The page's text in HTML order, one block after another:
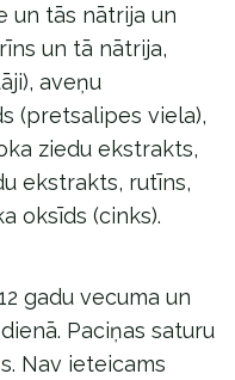
un tās nātrija un
un tā nātrija,
aveņu
(pretsalipes viela),
ziedu ekstrakts,
ekstrakts, rutīns,
oksīds (cinks).
gadu vecuma un
Paciņas saturu
Nav ieteicams